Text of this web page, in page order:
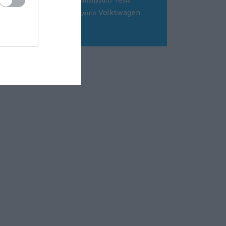
versenyautó Volkswagen